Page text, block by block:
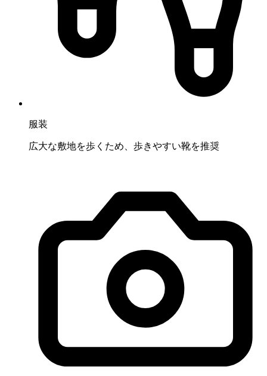
服装
広大な敷地を歩くため、歩きやすい靴を推奨